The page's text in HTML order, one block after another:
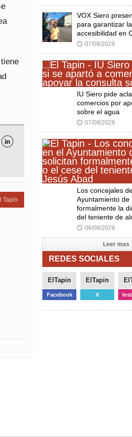

Tapín
VOX Siero
para garantizar
accesibilidad en
🕔 07/08/2026
IU Siero pide
comercios por
sobre el agua
🕔 07/08/2026
Los concejales
Ayuntamiento de
formalmente la
del teniente de
🕔 06/08/2026
Leer mas
REDES SOCIALES
ElTapin
Facebook
ElTapin
X